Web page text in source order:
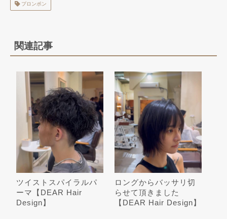
プロンポン
関連記事
ツイストスパイラルパ
ーマ【DEAR Hair
Design】
ロングからバッサリ切
らせて頂きました
【DEAR Hair Design】